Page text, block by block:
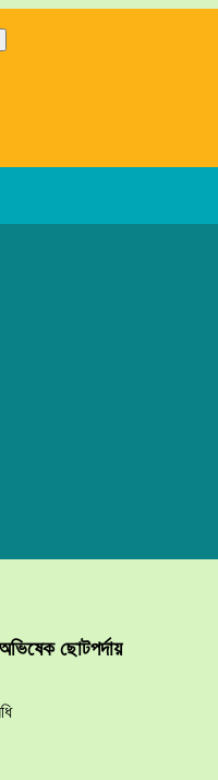
ছোটপর্দায়